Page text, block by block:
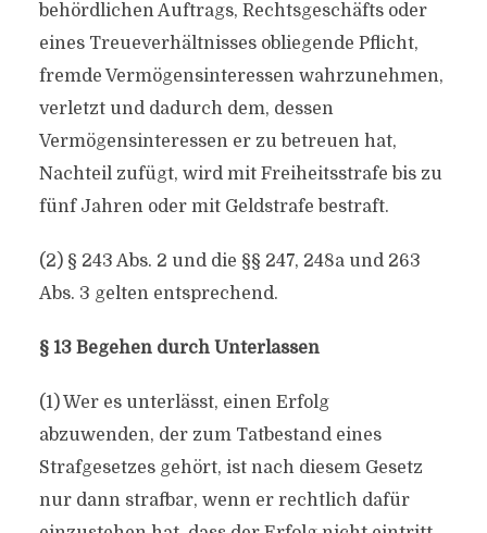
behördlichen Auftrags, Rechtsgeschäfts oder
eines Treueverhältnisses obliegende Pflicht,
fremde Vermögensinteressen wahrzunehmen,
verletzt und dadurch dem, dessen
Vermögensinteressen er zu betreuen hat,
Nachteil zufügt, wird mit Freiheitsstrafe bis zu
fünf Jahren oder mit Geldstrafe bestraft.
(2) § 243 Abs. 2 und die §§ 247, 248a und 263
Abs. 3 gelten entsprechend.
§ 13 Begehen durch Unterlassen
(1) Wer es unterlässt, einen Erfolg
abzuwenden, der zum Tatbestand eines
Strafgesetzes gehört, ist nach diesem Gesetz
nur dann strafbar, wenn er rechtlich dafür